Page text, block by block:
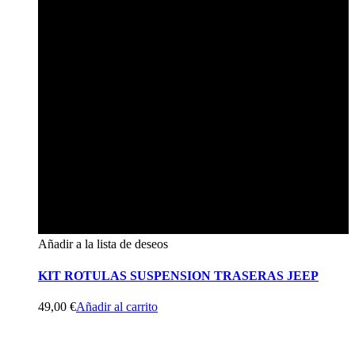
Añadir a la lista de deseos
KIT ROTULAS SUSPENSION TRASERAS JEEP
49,00 €Añadir al carrito